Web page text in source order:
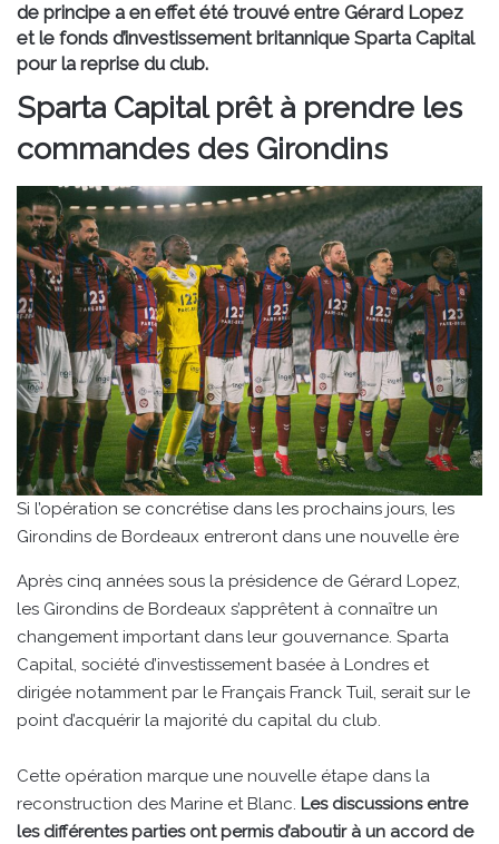
de principe a en effet été trouvé entre Gérard Lopez
et le fonds d’investissement britannique Sparta Capital
pour la reprise du club.
Sparta Capital prêt à prendre les
commandes des Girondins
Si l’opération se concrétise dans les prochains jours, les
Girondins de Bordeaux entreront dans une nouvelle ère
Après cinq années sous la présidence de Gérard Lopez,
les Girondins de Bordeaux s’apprêtent à connaître un
changement important dans leur gouvernance. Sparta
Capital, société d’investissement basée à Londres et
dirigée notamment par le Français Franck Tuil, serait sur le
point d’acquérir la majorité du capital du club.
Cette opération marque une nouvelle étape dans la
reconstruction des Marine et Blanc. Les discussions entre
les différentes parties ont permis d’aboutir à un accord de